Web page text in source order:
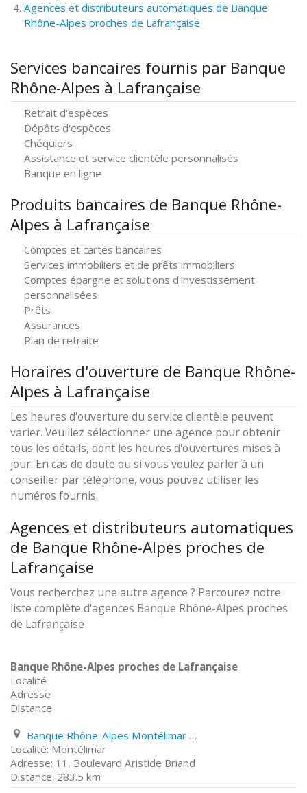
Agences et distributeurs automatiques de Banque
Rhône-Alpes proches de Lafrançaise
Services bancaires fournis par Banque
Rhône-Alpes à Lafrançaise
Retrait d'espèces
Dépôts d'espèces
Chéquiers
Assistance et service clientèle personnalisés
Banque en ligne
Produits bancaires de Banque Rhône-
Alpes à Lafrançaise
Comptes et cartes bancaires
Services immobiliers et de prêts immobiliers
Comptes épargne et solutions d'investissement
personnalisées
Prêts
Assurances
Plan de retraite
Horaires d'ouverture de Banque Rhône-
Alpes à Lafrançaise
Les heures d'ouverture du service clientèle peuvent
varier. Veuillez sélectionner une agence pour obtenir
tous les détails, dont les heures d'ouvertures mises à
jour. En cas de doute ou si vous voulez parler à un
conseiller par téléphone, vous pouvez utiliser les
numéros fournis.
Agences et distributeurs automatiques
de Banque Rhône-Alpes proches de
Lafrançaise
Vous recherchez une autre agence ? Parcourez notre
liste complète d'agences Banque Rhône-Alpes proches
de Lafrançaise
Banque Rhône-Alpes proches de Lafrançaise
Localité
Adresse
Distance
Banque Rhône-Alpes Montélimar 11, Boulevard Aristide Briand
Montélimar
11, Boulevard Aristide Briand
283.5 km